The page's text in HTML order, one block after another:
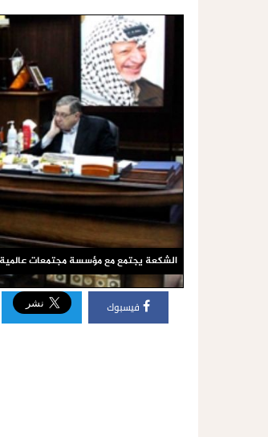
الشكعة يجتمع مع مؤسسة مجتمعات عالمية
فيسبوك